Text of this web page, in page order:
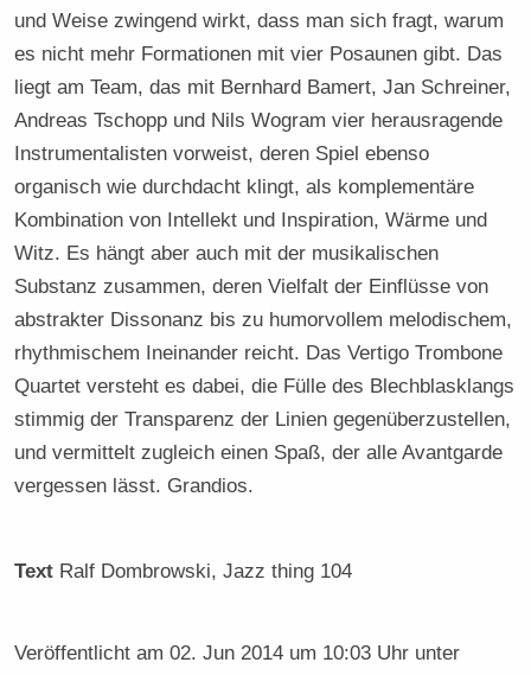
und Weise zwingend wirkt, dass man sich fragt, warum
es nicht mehr Formationen mit vier Posaunen gibt. Das
liegt am Team, das mit Bernhard Bamert, Jan Schreiner,
Andreas Tschopp und Nils Wogram vier herausragende
Instrumentalisten vorweist, deren Spiel ebenso
organisch wie durchdacht klingt, als komplementäre
Kombination von Intellekt und Inspiration, Wärme und
Witz. Es hängt aber auch mit der musikalischen
Substanz zusammen, deren Vielfalt der Einflüsse von
abstrakter Dissonanz bis zu humorvollem melodischem,
rhythmischem Ineinander reicht. Das Vertigo Trombone
Quartet versteht es dabei, die Fülle des Blechblasklangs
stimmig der Transparenz der Linien gegenüberzustellen,
und vermittelt zugleich einen Spaß, der alle Avantgarde
vergessen lässt. Grandios.
Text Ralf Dombrowski , Jazz thing 104
Veröffentlicht am02. Jun 2014 um 10:03 Uhr unter